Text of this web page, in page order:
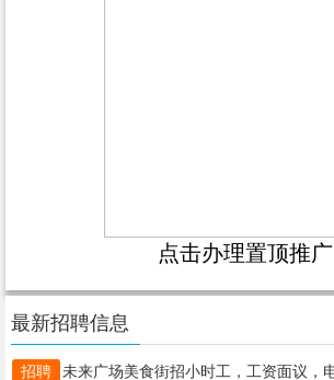
点击办理置顶推广
最新招聘信息
招聘